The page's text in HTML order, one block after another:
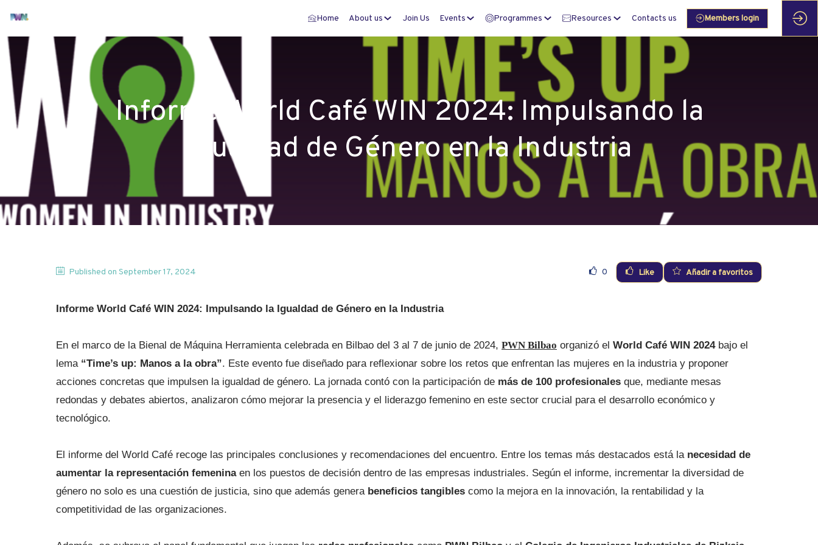
Home About us Join Us Events Programmes Resources Contacts us Members login
Informe World Café WIN 2024: Impulsando la
Igualdad de Género en la Industria
Published on September 17, 2024 0 Like Añadir a favoritos
Informe World Café WIN 2024: Impulsando la Igualdad de Género en la Industria
En el marco de la Bienal de Máquina Herramienta celebrada en Bilbao del 3 al 7 de junio de 2024, PWN Bilbao organizó el World Café WIN 2024bajo el
lema “Time’s up: Manos a la obra”. Este evento fue diseñado para reflexionar sobre los retos que enfrentan las mujeres en la industria y proponer
acciones concretas que impulsen la igualdad de género. La jornada contó con la participación de más de 100 profesionales que, mediante mesas
redondas y debates abiertos, analizaron cómo mejorar la presencia y el liderazgo femenino en este sector crucial para el desarrollo económico y
tecnológico.
El informe del World Café recoge las principales conclusiones y recomendaciones del encuentro. Entre los temas más destacados está la necesidad de
aumentar la representación femeninaen los puestos de decisión dentro de las empresas industriales. Según el informe, incrementar la diversidad de
género no solo es una cuestión de justicia, sino que además genera beneficios tangibles como la mejora en la innovación, la rentabilidad y la
competitividad de las organizaciones.